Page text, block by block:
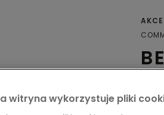
witryna wykorzystuje pliki